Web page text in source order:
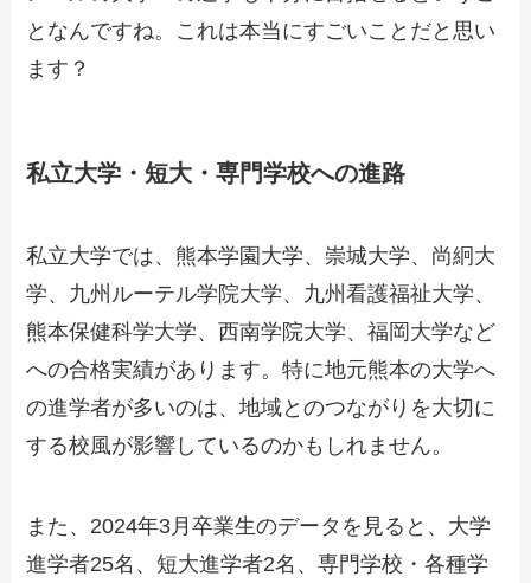
となんですね。これは本当にすごいことだと思い
ます？
私立大学・短大・専門学校への進路
私立大学では、熊本学園大学、崇城大学、尚絅大
学、九州ルーテル学院大学、九州看護福祉大学、
熊本保健科学大学、西南学院大学、福岡大学など
への合格実績があります。特に地元熊本の大学へ
の進学者が多いのは、地域とのつながりを大切に
する校風が影響しているのかもしれません。
また、2024年3月卒業生のデータを見ると、大学
進学者25名、短大進学者2名、専門学校・各種学